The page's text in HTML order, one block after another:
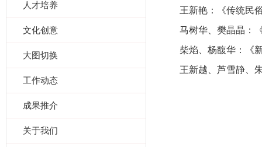
人才培养
文化创意
大图切换
工作动态
成果推介
关于我们
王新艳：《传统民
马树华、樊晶晶：
柴焰、杨馥华：《
王新越、芦雪静、